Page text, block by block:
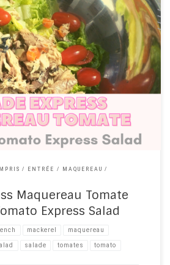
#rapide #express #salad
#French #recipe Une salade rapide et
maquereau, prête en quelques
pressés mais que vous voulez mangez
packed mackerel fish salad, ready
a hurry but want to eat a balanced diet!
ENTRÉE
MAQUEREAU
Maquereau Tomate
Express Salad
mackerel maquereau
salade tomates tomato